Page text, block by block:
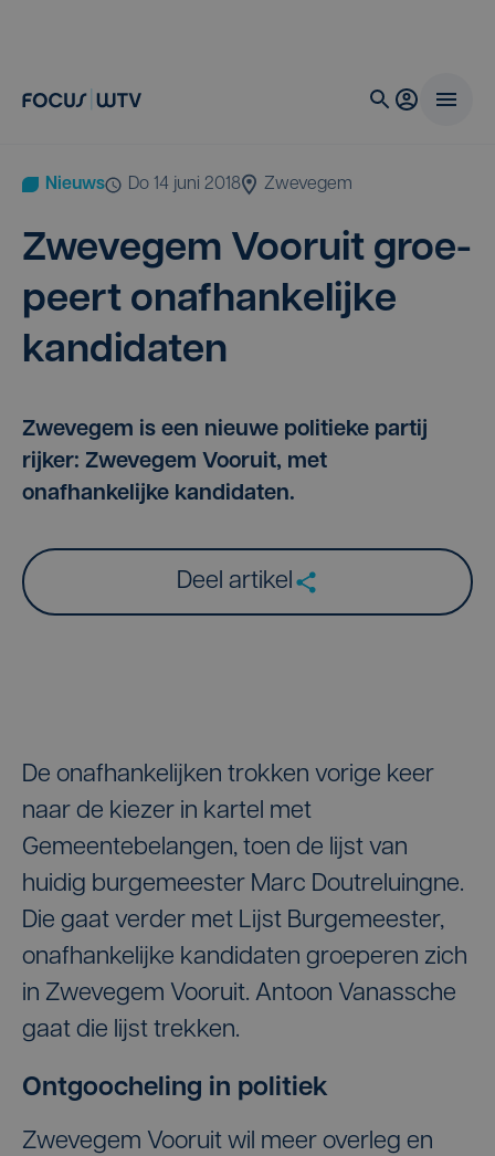
Nieuws do 14 juni 2018 Zwevegem
Zwe­ve­gem Voor­uit groe­
peert onaf­han­ke­lij­ke
kandidaten
Zwevegem is een nieuwe politieke partij
rijker: Zwevegem Vooruit, met
onafhankelijke kandidaten.
Deel artikel
De onafhankelijken trokken vorige keer
naar de kiezer in kartel met
Gemeentebelangen, toen de lijst van
huidig burgemeester Marc Doutreluingne.
Die gaat verder met Lijst Burgemeester,
onafhankelijke kandidaten groeperen zich
in Zwevegem Vooruit. Antoon Vanassche
gaat die lijst trekken.
Ontgoocheling in politiek
Zwevegem Vooruit wil meer overleg en